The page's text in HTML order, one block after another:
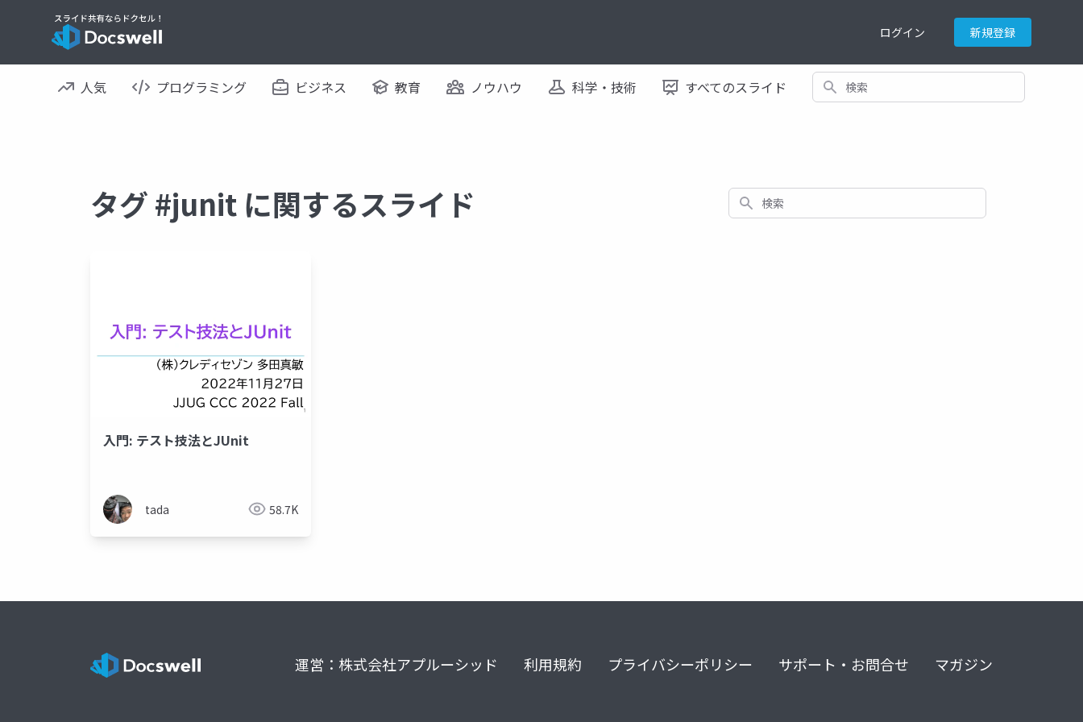
ログイン 新規登録
人気 プログラミング ビジネス 教育 ノウハウ 科学・技術 すべてのスライド 検索
タグ #junit に関するスライド 検索
入門: テスト技法とJUnit
tada 58.7K
運営：株式会社アプルーシッド 利用規約 プライバシーポリシー サポート・お問合せ マガジン